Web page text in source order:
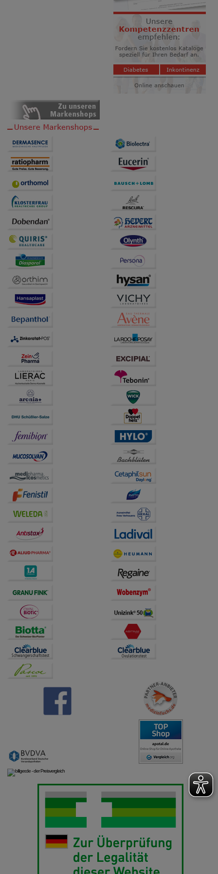
unserer Website sammeln, mit deren Hilfe wir unsere
Website weiter für Sie optimieren können, den Inhalt
auf unserer Website aber auch die Werbung auf
Drittseiten möglichst relevant für Sie zu gestalten.
Bitte beachten Sie, dass Daten hierfür teilweise an
Dritte wie z.B. Google oder soziale Medien